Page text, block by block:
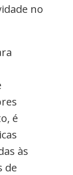
no
é
às
de